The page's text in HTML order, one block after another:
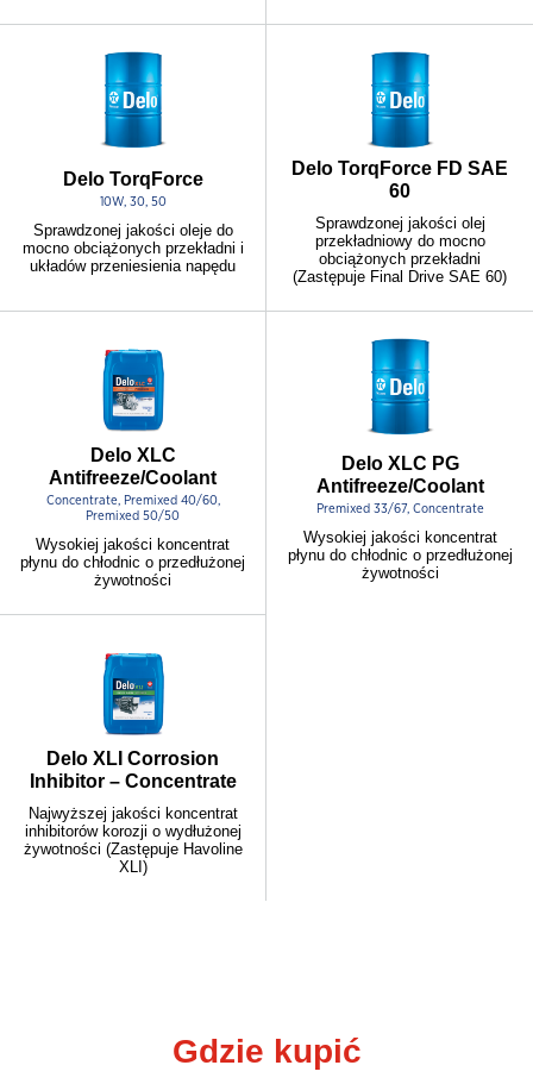
Delo TorqForce
10W, 30, 50
Sprawdzonej jakości oleje do
mocno obciążonych przekładni i
układów przeniesienia napędu
Delo TorqForce FD SAE
60
Sprawdzonej jakości olej
przekładniowy do mocno
obciążonych przekładni
(Zastępuje Final Drive SAE 60)
Delo XLC
Antifreeze/Coolant
Concentrate, Premixed 40/60,
Premixed 50/50
Wysokiej jakości koncentrat
płynu do chłodnic o przedłużonej
żywotności
Delo XLC PG
Antifreeze/Coolant
Premixed 33/67, Concentrate
Wysokiej jakości koncentrat
płynu do chłodnic o przedłużonej
żywotności
Delo XLI Corrosion
Inhibitor – Concentrate
Najwyższej jakości koncentrat
inhibitorów korozji o wydłużonej
żywotności (Zastępuje Havoline
XLI)
Gdzie kupić